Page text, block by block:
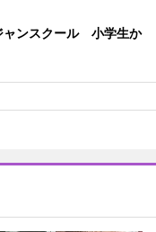
ャンスクール 小学生か